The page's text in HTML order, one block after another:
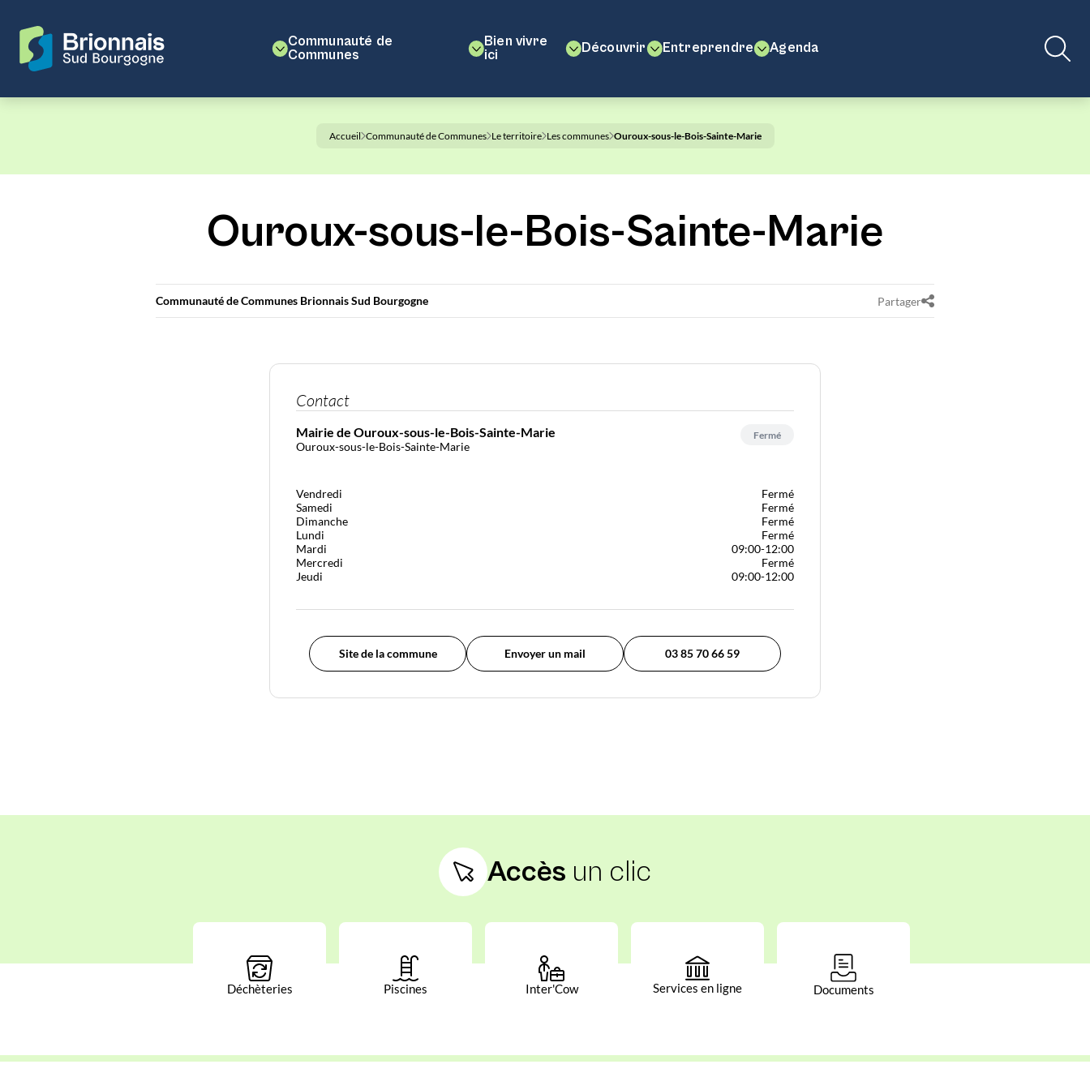
Communauté de
Communes
Bien vivre
ici
Découvrir Entreprendre Agenda
Accueil Communauté de Communes Le territoire Les communes Ouroux-sous-le-Bois-Sainte-Marie
Ouroux-sous-le-Bois-Sainte-Marie
Communauté de Communes Brionnais Sud Bourgogne Partager
Contact
Mairie de Ouroux-sous-le-Bois-Sainte-Marie
Ouroux-sous-le-Bois-Sainte-Marie
Fermé
Vendredi
Fermé
Samedi
Fermé
Dimanche
Fermé
Lundi
Fermé
Mardi
09:00-12:00
Mercredi
Fermé
Jeudi
09:00-12:00
Site de la commune Envoyer un mail 03 85 70 66 59
Accès un clic
Déchèteries Piscines Inter'Cow Services en ligne Documents